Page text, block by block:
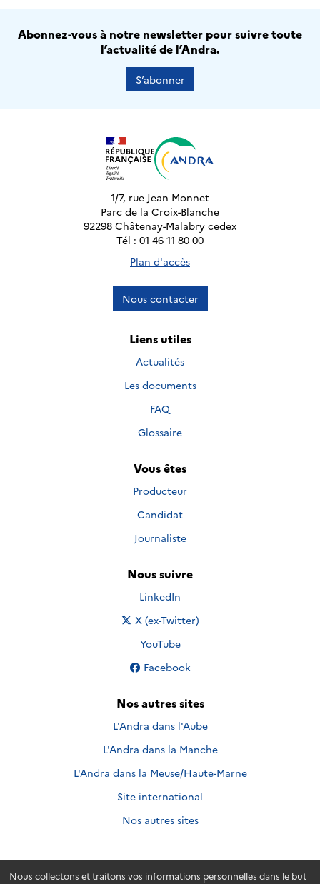
Nous collectons et traitons vos informations personnelles dans le but
Abonnez-vous à notre newsletter pour suivre toute
l’actualité de l’Andra.
S’abonner
1/7, rue Jean Monnet
Parc de la Croix-Blanche
92298 Châtenay-Malabry cedex
Tél : 01 46 11 80 00
Plan d'accès
Nous contacter
Liens utiles
Actualités
Les documents
FAQ
Glossaire
Vous êtes
Producteur
Candidat
Journaliste
Nous suivre
Nous suivre sur
LinkedIn
Nous suivre sur
X (ex-Twitter)
Nous suivre sur
YouTube
Nous suivre sur
Facebook
Nos autres sites
L'Andra dans l'Aube
L'Andra dans la Manche
L'Andra dans la Meuse/Haute-Marne
Site international
Nos autres sites
Andra.fr © 2026 - Andra. Tous droits réservés.